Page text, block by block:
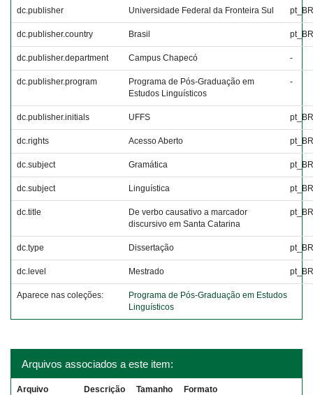
dc.publisher Universidade Federal da Fronteira Sul pt_BR
dc.publisher.country Brasil pt_BR
dc.publisher.department Campus Chapecó -
dc.publisher.program
Programa de Pós-Graduação em
Estudos Linguísticos
-
dc.publisher.initials UFFS pt_BR
dc.rights Acesso Aberto pt_BR
dc.subject Gramática pt_BR
dc.subject Linguística pt_BR
dc.title
De verbo causativo a marcador
discursivo em Santa Catarina
pt_BR
dc.type Dissertação pt_BR
dc.level Mestrado pt_BR
Aparece nas coleções:
Programa de Pós-Graduação em Estudos
Linguísticos
Arquivos associados a este item:
Arquivo Descrição Tamanho Formato